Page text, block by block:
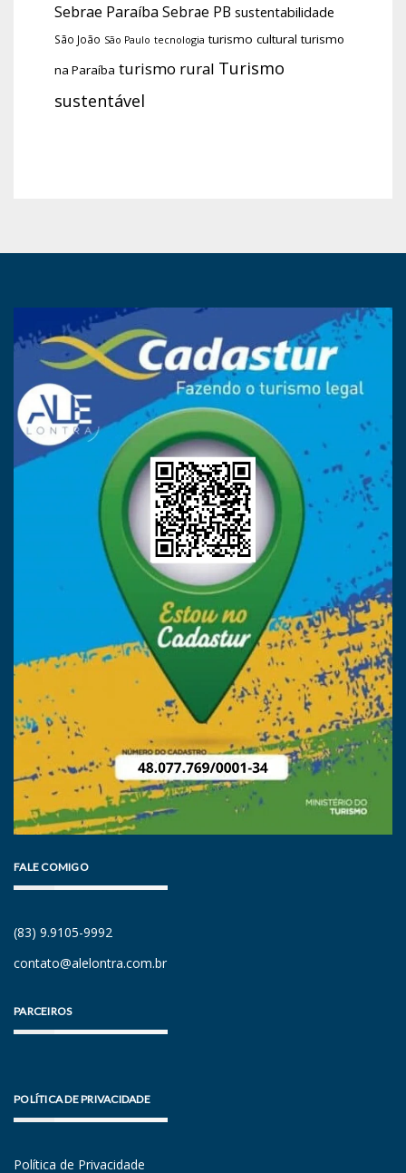
Sebrae Paraíba Sebrae PB sustentabilidade
São João São Paulo tecnologia turismo cultural turismo
na Paraíba turismo rural Turismo
sustentável
FALE COMIGO
(83) 9.9105-9992
contato@alelontra.com.br
PARCEIROS
POLÍTICA DE PRIVACIDADE
Política de Privacidade